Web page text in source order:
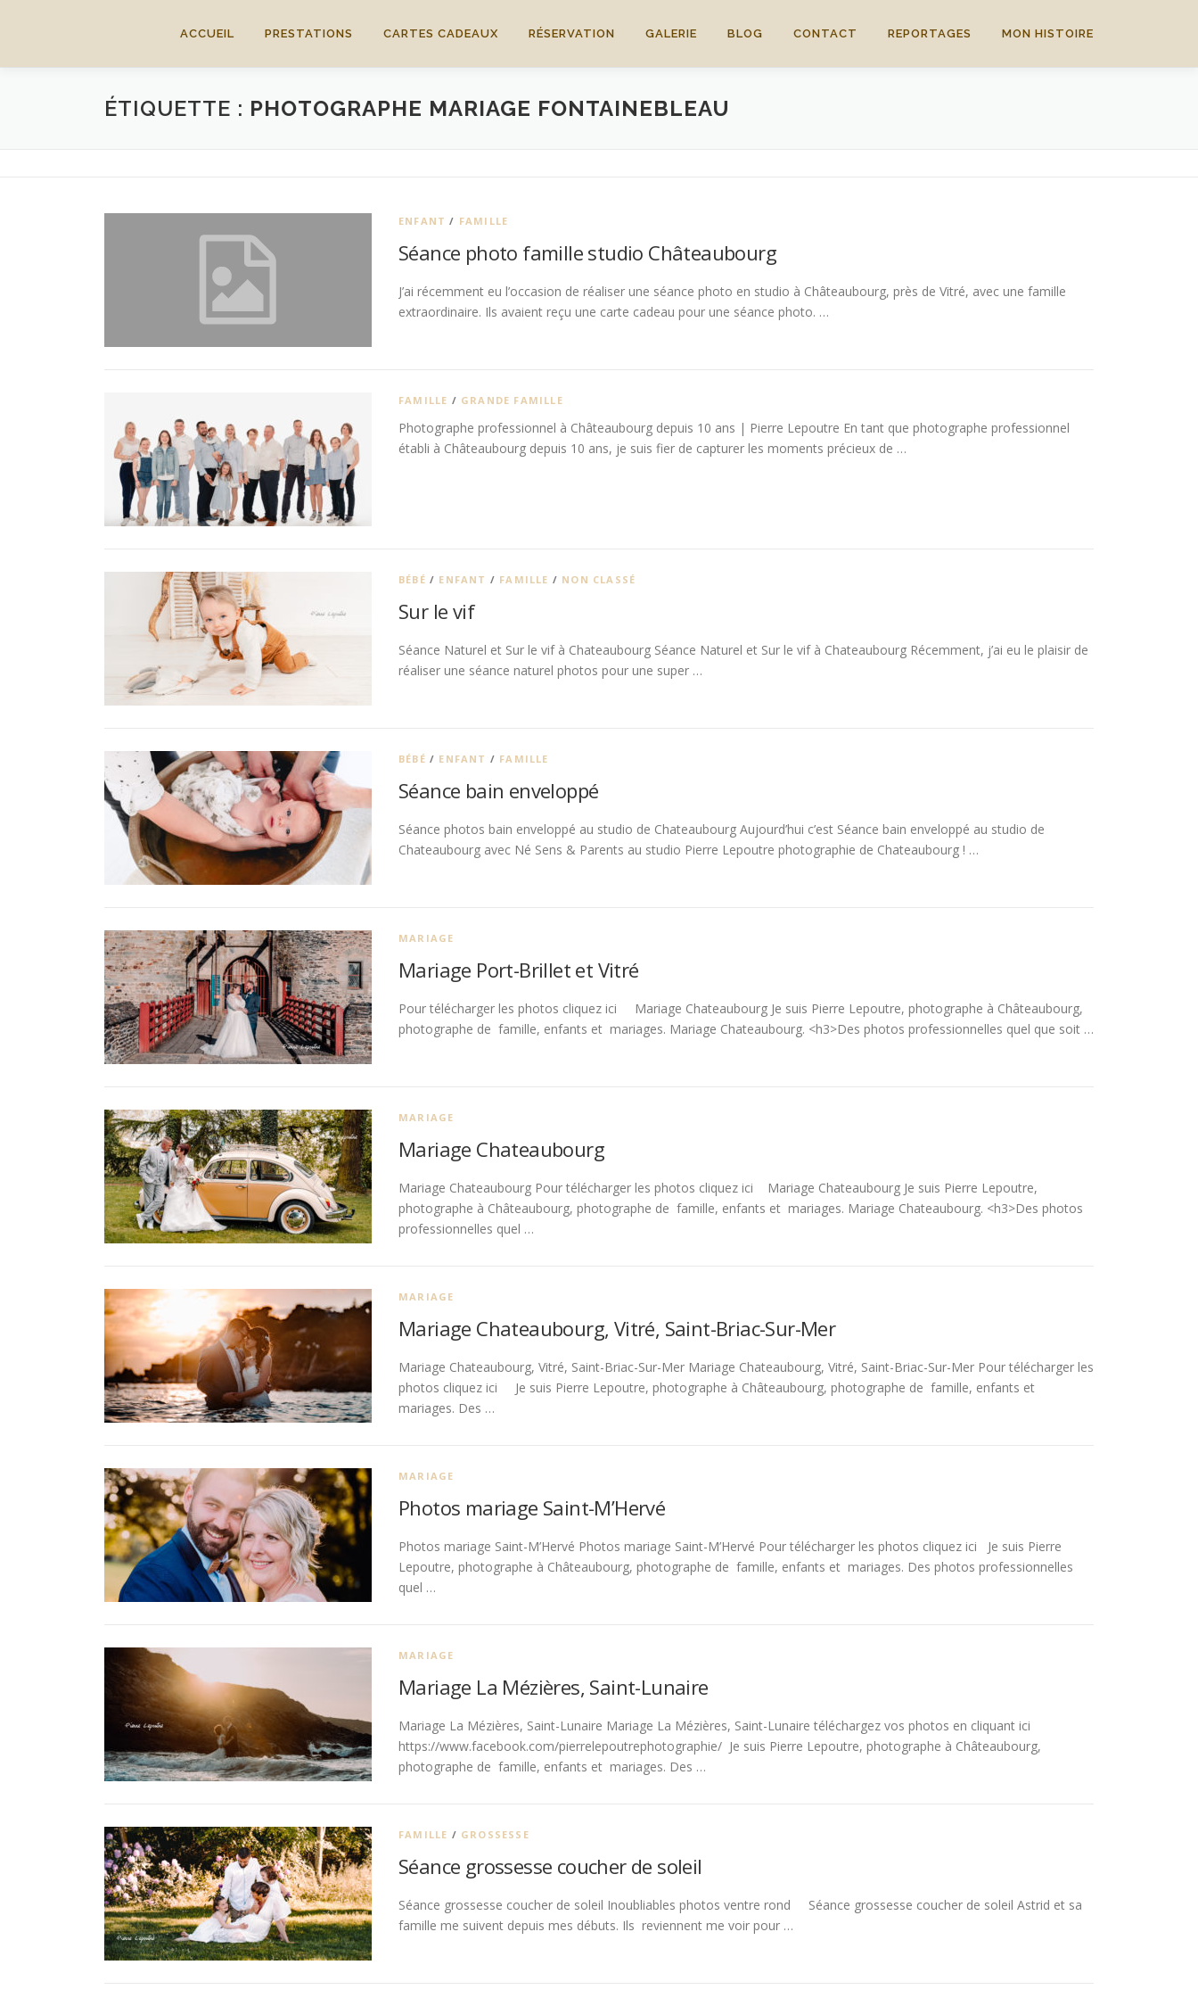
ACCUEIL PRESTATIONS CARTES CADEAUX RÉSERVATION GALERIE BLOG CONTACT REPORTAGES MON HISTOIRE
ÉTIQUETTE : PHOTOGRAPHE MARIAGE FONTAINEBLEAU
ENFANT / FAMILLE
Séance photo famille studio Châteaubourg
J’ai récemment eu l’occasion de réaliser une séance photo en studio à Châteaubourg, près de Vitré, avec une famille
extraordinaire. Ils avaient reçu une carte cadeau pour une séance photo. …
FAMILLE / GRANDE FAMILLE
Photographe professionnel à Châteaubourg depuis 10 ans | Pierre Lepoutre En tant que photographe professionnel
établi à Châteaubourg depuis 10 ans, je suis fier de capturer les moments précieux de …
BÉBÉ / ENFANT / FAMILLE / NON CLASSÉ
Sur le vif
Séance Naturel et Sur le vif à Chateaubourg Séance Naturel et Sur le vif à Chateaubourg Récemment, j’ai eu le plaisir de
réaliser une séance naturel photos pour une super …
BÉBÉ / ENFANT / FAMILLE
Séance bain enveloppé
Séance photos bain enveloppé au studio de Chateaubourg Aujourd’hui c’est Séance bain enveloppé au studio de
Chateaubourg avec Né Sens & Parents au studio Pierre Lepoutre photographie de Chateaubourg ! …
MARIAGE
Mariage Port-Brillet et Vitré
Pour télécharger les photos cliquez ici Mariage Chateaubourg Je suis Pierre Lepoutre, photographe à Châteaubourg,
photographe de famille, enfants et mariages. Mariage Chateaubourg. <h3>Des photos professionnelles quel que soit …
MARIAGE
Mariage Chateaubourg
Mariage Chateaubourg Pour télécharger les photos cliquez ici Mariage Chateaubourg Je suis Pierre Lepoutre,
photographe à Châteaubourg, photographe de famille, enfants et mariages. Mariage Chateaubourg. <h3>Des photos
professionnelles quel …
MARIAGE
Mariage Chateaubourg, Vitré, Saint-Briac-Sur-Mer
Mariage Chateaubourg, Vitré, Saint-Briac-Sur-Mer Mariage Chateaubourg, Vitré, Saint-Briac-Sur-Mer Pour télécharger les
photos cliquez ici Je suis Pierre Lepoutre, photographe à Châteaubourg, photographe de famille, enfants et
mariages. Des …
MARIAGE
Photos mariage Saint-M’Hervé
Photos mariage Saint-M’Hervé Photos mariage Saint-M’Hervé Pour télécharger les photos cliquez ici Je suis Pierre
Lepoutre, photographe à Châteaubourg, photographe de famille, enfants et mariages. Des photos professionnelles
quel …
MARIAGE
Mariage La Mézières, Saint-Lunaire
Mariage La Mézières, Saint-Lunaire Mariage La Mézières, Saint-Lunaire téléchargez vos photos en cliquant ici
https://www.facebook.com/pierrelepoutrephotographie/ Je suis Pierre Lepoutre, photographe à Châteaubourg,
photographe de famille, enfants et mariages. Des …
FAMILLE / GROSSESSE
Séance grossesse coucher de soleil
Séance grossesse coucher de soleil Inoubliables photos ventre rond Séance grossesse coucher de soleil Astrid et sa
famille me suivent depuis mes débuts. Ils reviennent me voir pour …